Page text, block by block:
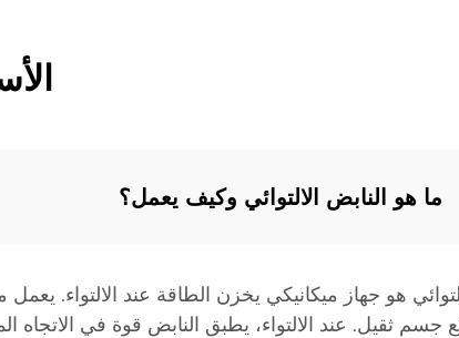
ما هو النابض الالتوائي وكيف يعمل؟
هو جهاز ميكانيكي يخزن الطاقة عند الالتواء.
جسم ثقيل. عند الالتواء، يطبق النابض قوة في